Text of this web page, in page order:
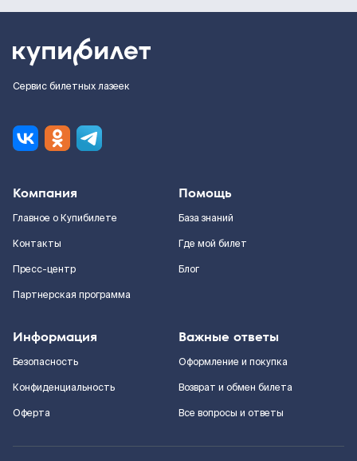
Сервис билетных лазеек
Компания
Главное о Купибилете
Контакты
Пресс-центр
Партнерская программа
Помощь
База знаний
Где мой билет
Блог
Информация
Безопасность
Конфиденциальность
Оферта
Важные ответы
Оформление и покупка
Возврат и обмен билета
Все вопросы и ответы